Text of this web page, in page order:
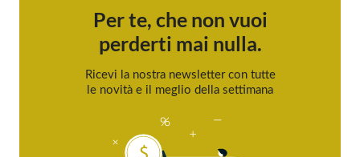
Per te, che non vuoi
perderti mai nulla.
Ricevi la nostra newsletter con tutte
le novità e il meglio della settimana